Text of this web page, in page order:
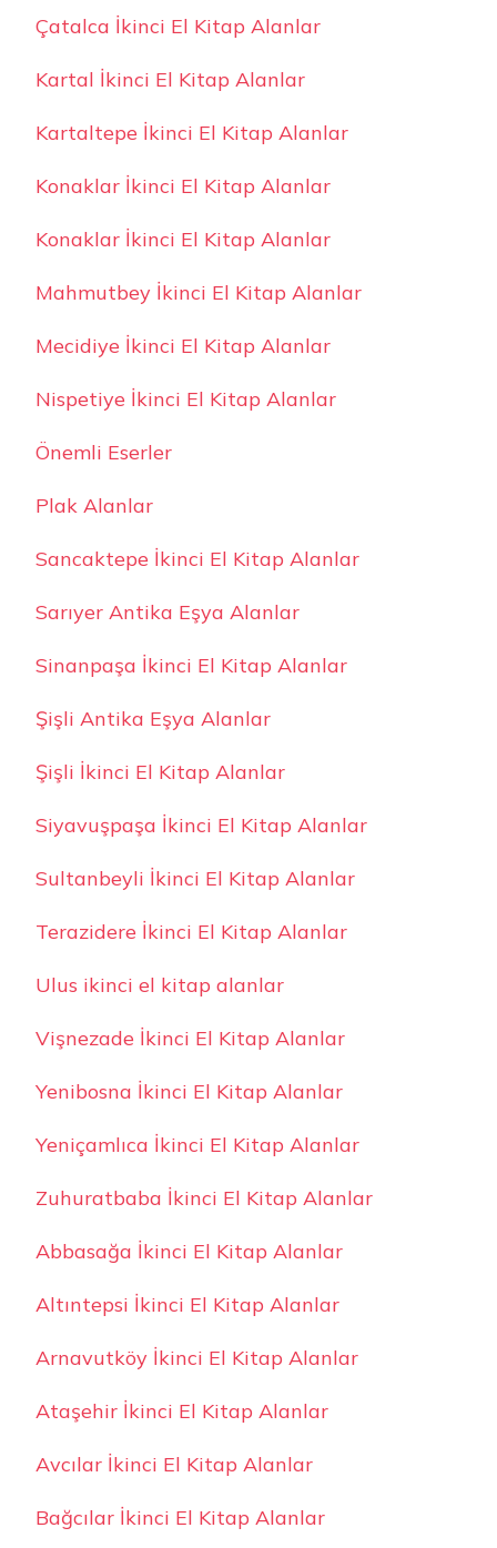
Çatalca İkinci El Kitap Alanlar
Kartal İkinci El Kitap Alanlar
Kartaltepe İkinci El Kitap Alanlar
Konaklar İkinci El Kitap Alanlar
Konaklar İkinci El Kitap Alanlar
Mahmutbey İkinci El Kitap Alanlar
Mecidiye İkinci El Kitap Alanlar
Nispetiye İkinci El Kitap Alanlar
Önemli Eserler
Plak Alanlar
Sancaktepe İkinci El Kitap Alanlar
Sarıyer Antika Eşya Alanlar
Sinanpaşa İkinci El Kitap Alanlar
Şişli Antika Eşya Alanlar
Şişli İkinci El Kitap Alanlar
Siyavuşpaşa İkinci El Kitap Alanlar
Sultanbeyli İkinci El Kitap Alanlar
Terazidere İkinci El Kitap Alanlar
Ulus ikinci el kitap alanlar
Vişnezade İkinci El Kitap Alanlar
Yenibosna İkinci El Kitap Alanlar
Yeniçamlıca İkinci El Kitap Alanlar
Zuhuratbaba İkinci El Kitap Alanlar
Abbasağa İkinci El Kitap Alanlar
Altıntepsi İkinci El Kitap Alanlar
Arnavutköy İkinci El Kitap Alanlar
Ataşehir İkinci El Kitap Alanlar
Avcılar İkinci El Kitap Alanlar
Bağcılar İkinci El Kitap Alanlar